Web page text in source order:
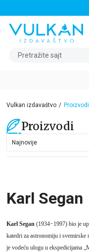
Pretražite sajt
Vulkan izdavaštvo Proizvodi
Proizvodi
Karl Segan
Karl Segan(1934−1997) bio je
katedri za astronomiju i
je vodeću ulogu u ekspedicijama